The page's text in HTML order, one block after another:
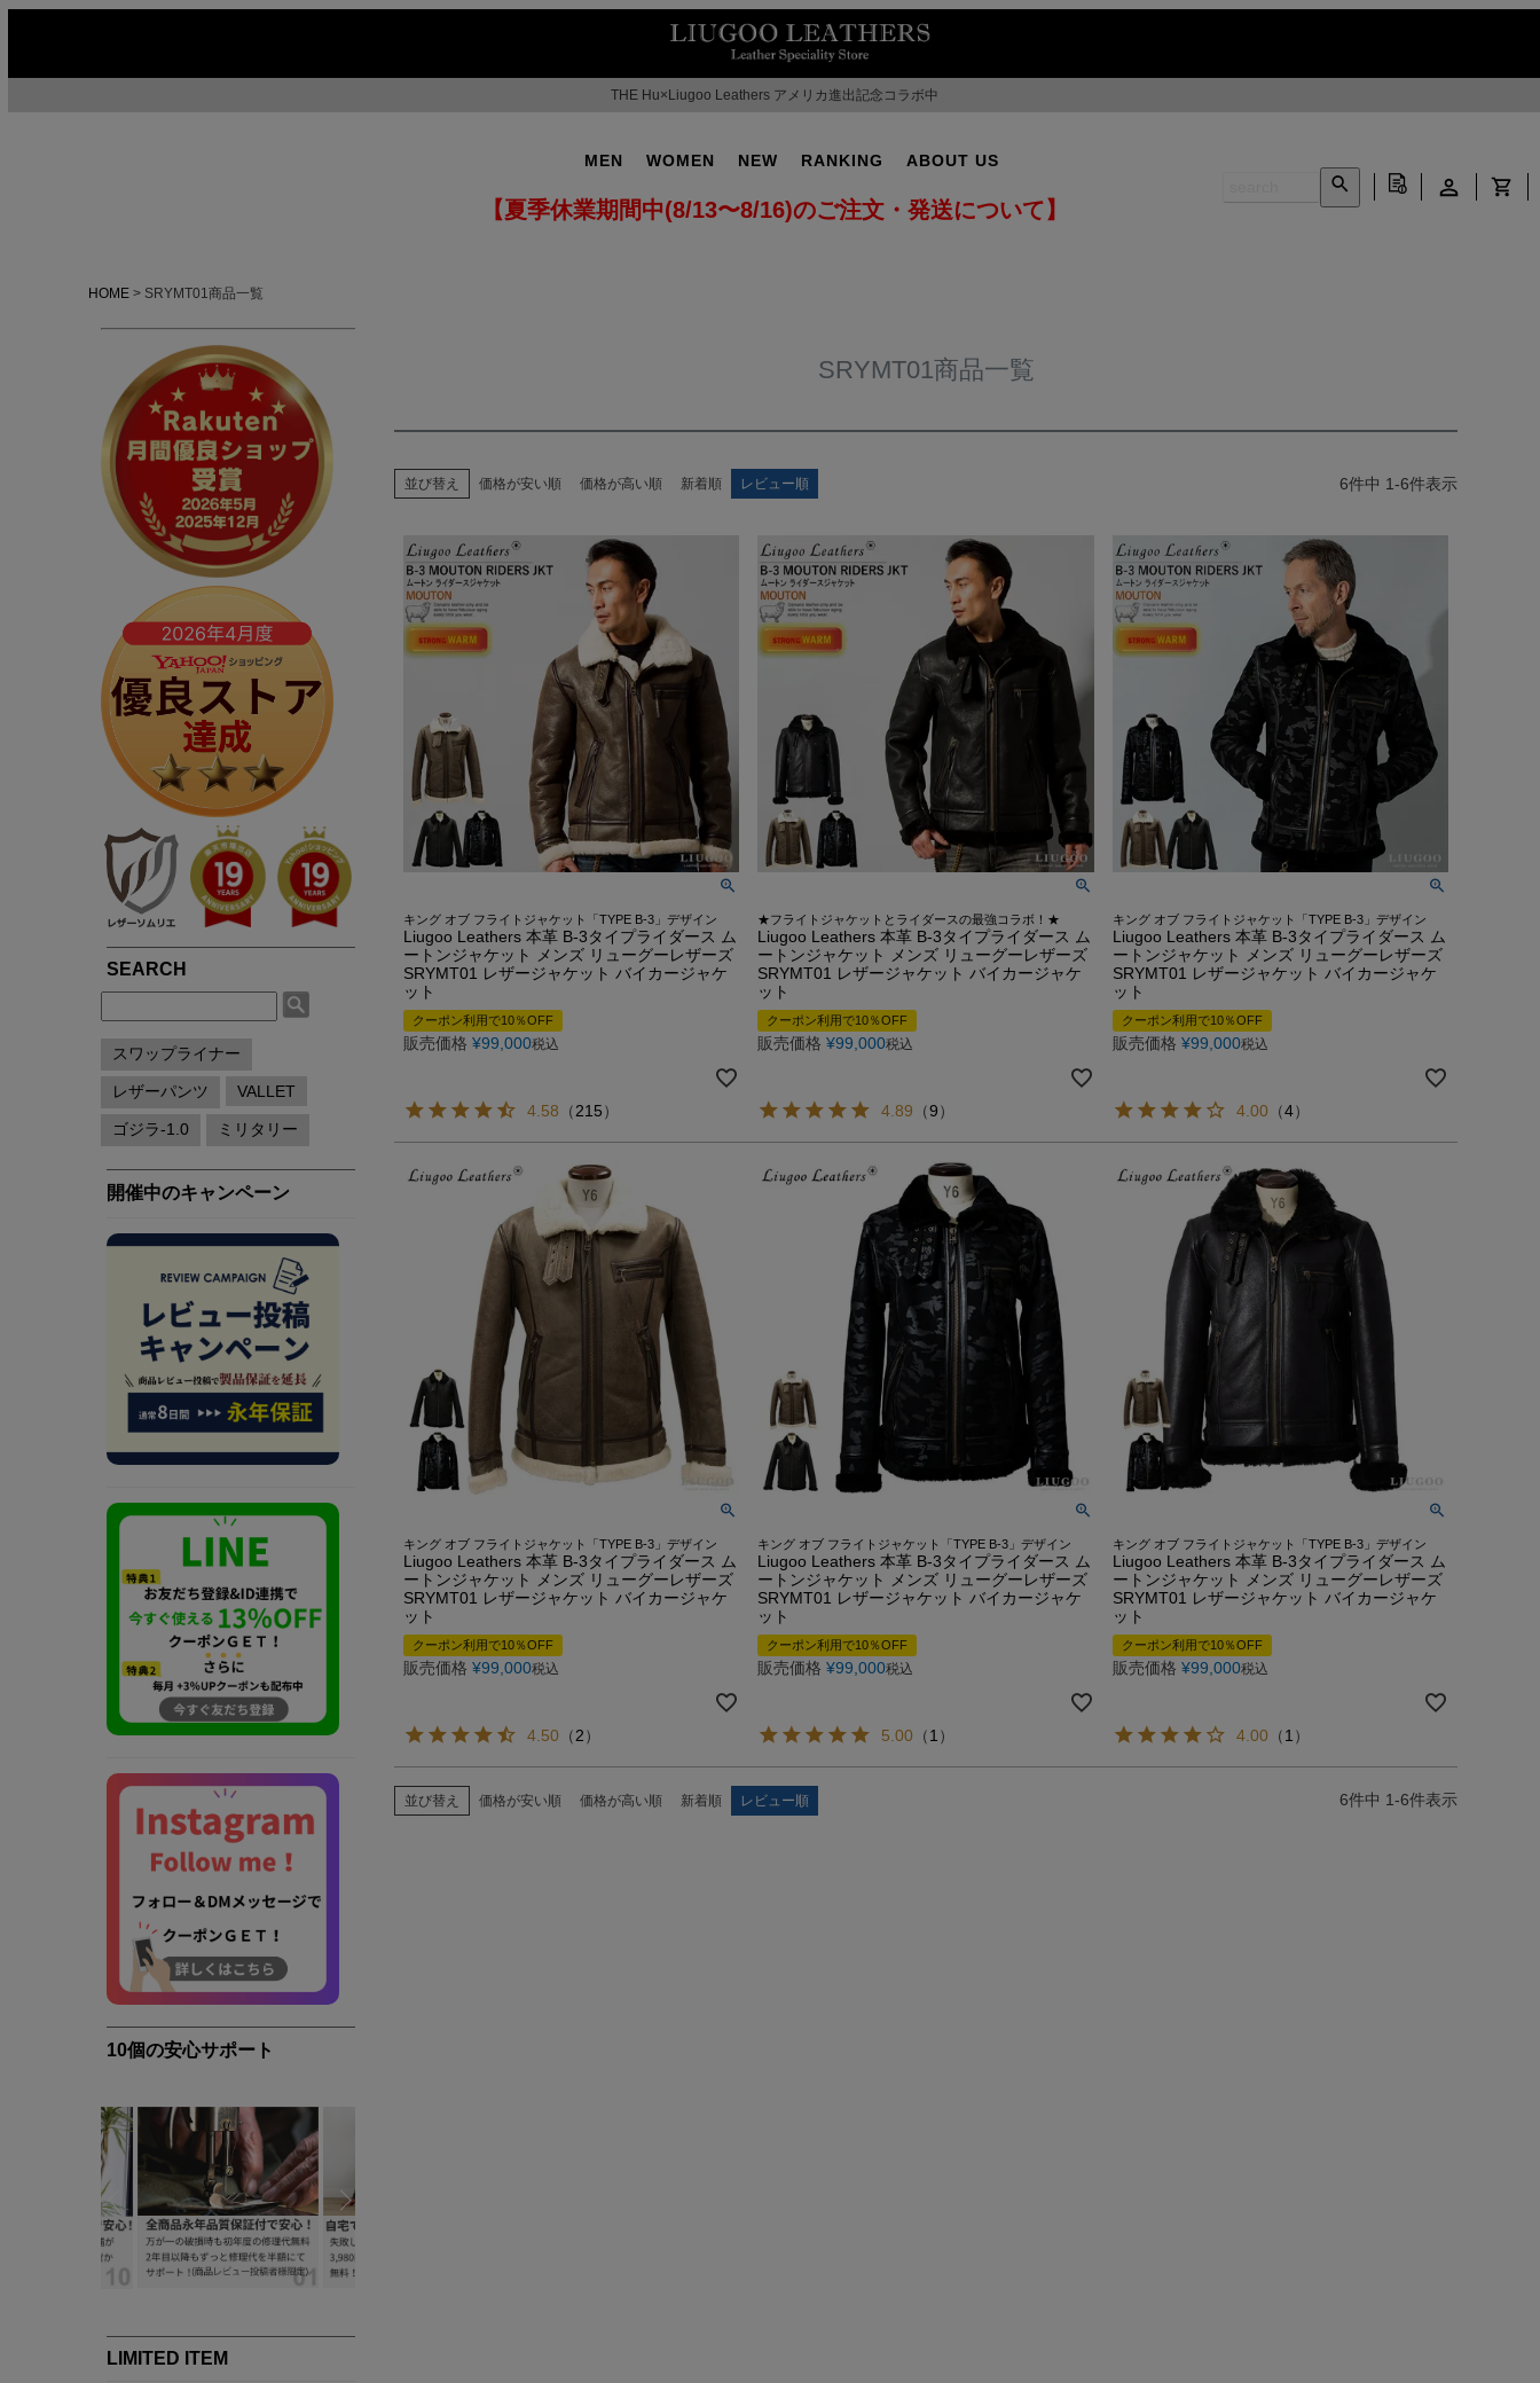
THE Hu×Liugoo Leathers アメリカ進出記念コラボ中
MEN
今季イチオシ
MOTORCYCLE ▶
春夏専用ライダース
シングルライダース
ダブルライダース
MCクラブベスト
レザーパンツ
LEATHER GOODS ▶
レザーインテリア
レザーエプロン
レザーベルト
HOT No.1
RUGGED CASUAL ▶
パーカー / ジャージ
スカジャン
SMART CASUAL ▶
テーラードジャケット
ドレスシャツ / ベスト
HOT No.2
A-2 フライトジャケット
MA-1 フライトジャケット
M-65 フィールドジャケット
M-51 モッズコート
N-1 デッキジャケット
B-3 フライトジャケット
N-3B フライトジャケット
A-1 フライトジャケット
ファラオコート
ランチコート
モッズコート
トレンチコート
スタンドカラーコート
Pコート
DOWN / MOUTON ▶
LIUGOO LEATHERS×VIBECA Co.
RSSサカキハラ公認-ロックンロールライダー-
LIUGOO LEATHERS×56TATTOO STUDIO
LIUGOO tokyo×オトコフクDX
ドラマ-24JAPAN 主演衣装採用モデル
ANA WINGSパイロット訓練生ユニフォーム
LIUGOO LEATHERS×THE Hu米国進出記念
NEXT COMING SOON
OUTLET・SALE ▶
配布中のクーポン▶
レビュー投稿キャンペーン▶
お買い物ガイド
5つの安心サービス
ABOUT US
WOMEN
TOWN WEAR ▶
ライダース
ブルゾン
レザーコート
MOTORCYCLE ▶
シングルライダース
ダブルライダース
レザーパンツ
DOWN / MOUTON ▶
ダウンジャケット・コート
ムートンジャケット・コート
GOODS ▶
クッションカバー
チェアパッド
ティッシュカバー
ムートンラグ
バッグ・ポーチ
レザーケア用品
SPECIAL COLLECTION ▶
ゴジラ－1.0神木隆之介さんご着用モデル
LIUGOO LEATHERS×VIBECA Co.
ANA WINGSパイロット訓練生ユニフォーム
LIUGOO LEATHERS×THE Hu米国進出記念
LEATHER CARE ▶
OUTLET・SALE ▶
配布中のクーポン▶
レビュー投稿キャンペーン▶
お買い物ガイド
5つの安心サービス
ABOUT US
会社概要
NEW RANKING ABOUT US
ABOUT US ▶
LIUGOOとは?
LIUGOOのミッション・ビジョン
皮革衣料にこだわる理由
高品質・低価格を実現できている理由
品質・安全管理体制の構築
サスティナビリティ
途上国生産を通じての社会貢献
著名人や大企業も認める品質の高さ
楽天ショップレビュー4.83点の高評価
SERVICE ▶
永年品質保証制度
永年品質保証制度の申請
3,980円以上で送料無料
返品送料も無料！自宅で試着
平日14時まで当日出荷
お買い物ガイド
レザーケア/お手入れ方法
カスタマイズできるお店のご案内
サイズ選びサポート
再入荷案内/受注生産
24時間365日-AIチャットサポート
レビュー投稿キャンペーン
LINEお友だち特典
20周年記念クーポン配布中
OUTLET
レビュー総数20万件突破！
ご購入後アンケートキャンペーン
MEDIA-映画/ドラマ/TV
INSTAGRAM
LINE
STAFF BLOG
YOUTUBE
DEALER -取り扱い店-
会社概要
お知らせ
OEM/ODM-製造相談-
卸販売のご案内
メディア取材
FAQ・お問い合わせ
【夏季休業期間中(8/13〜8/16)のご注文・発送について】
HOME SRYMT01商品一覧
SRYMT01商品一覧
並び替え 価格が安い順 価格が高い順 新着順 レビュー順 6件中 1-6件表示
キング オブ フライトジャケット「TYPE B-3」デザイン
Liugoo Leathers 本革 B-3タイプライダース ム
ートンジャケット メンズ リューグーレザーズ
SRYMT01 レザージャケット バイカージャケ
ット
クーポン利用で10％OFF
販売価格 ¥99,000税込
4.58 （215）
★フライトジャケットとライダースの最強コラボ！★
Liugoo Leathers 本革 B-3タイプライダース ム
ートンジャケット メンズ リューグーレザーズ
SRYMT01 レザージャケット バイカージャケ
ット
クーポン利用で10％OFF
販売価格 ¥99,000税込
4.89 （9）
キング オブ フライトジャケット「TYPE B-3」デザイン
Liugoo Leathers 本革 B-3タイプライダース ム
ートンジャケット メンズ リューグーレザーズ
SRYMT01 レザージャケット バイカージャケ
ット
クーポン利用で10％OFF
販売価格 ¥99,000税込
4.00 （4）
キング オブ フライトジャケット「TYPE B-3」デザイン
Liugoo Leathers 本革 B-3タイプライダース ム
ートンジャケット メンズ リューグーレザーズ
SRYMT01 レザージャケット バイカージャケ
ット
クーポン利用で10％OFF
販売価格 ¥99,000税込
4.50 （2）
キング オブ フライトジャケット「TYPE B-3」デザイン
Liugoo Leathers 本革 B-3タイプライダース ム
ートンジャケット メンズ リューグーレザーズ
SRYMT01 レザージャケット バイカージャケ
ット
クーポン利用で10％OFF
販売価格 ¥99,000税込
5.00 （1 ）
キング オブ フライトジャケット「TYPE B-3」デザイン
Liugoo Leathers 本革 B-3タイプライダース ム
ートンジャケット メンズ リューグーレザーズ
SRYMT01 レザージャケット バイカージャケ
ット
クーポン利用で10％OFF
販売価格 ¥99,000税込
4.00 （1 ）
並び替え 価格が安い順 価格が高い順 新着順 レビュー順 6件中 1-6件表示